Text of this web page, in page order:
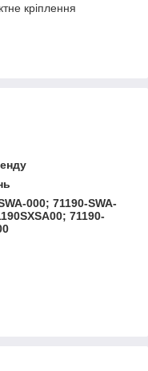
кріплення
000; 71190-SWA-
71190-